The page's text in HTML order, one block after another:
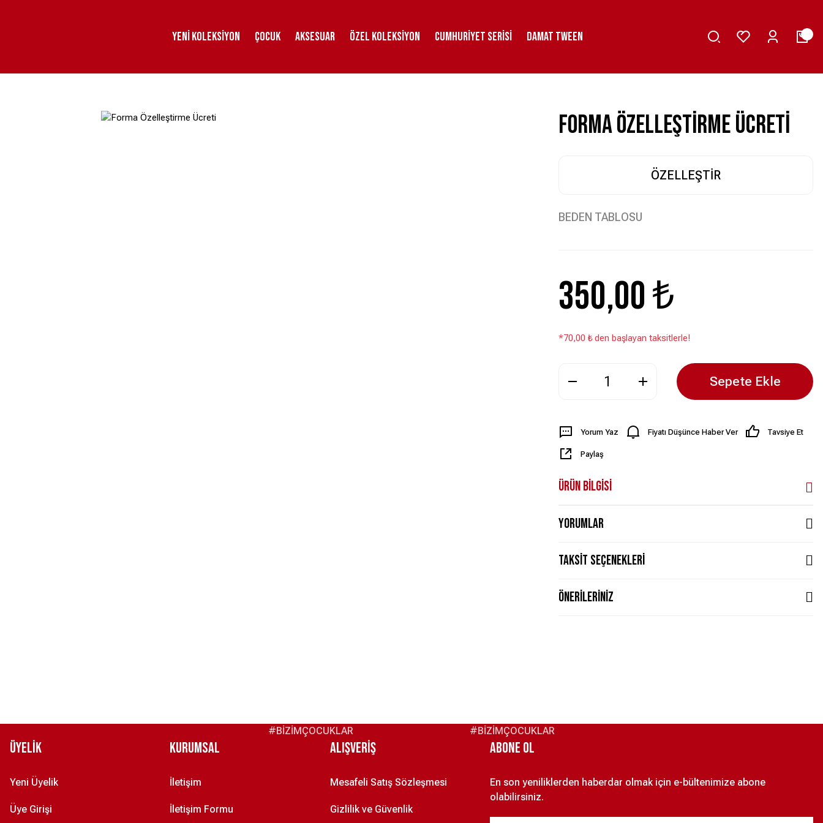
Yeni Koleksiyon Çocuk Aksesuar Özel Koleksiyon Cumhuriyet Serisi DAMAT TWEEN
Forma Özelleştirme Ücreti
ÖZELLEŞTIR
BEDEN TABLOSU
350,00 ₺
*70,00 ₺ den başlayan taksitlerle!
Sepete Ekle
Yorum Yaz Fiyatı Düşünce Haber Ver Tavsiye Et
Paylaş
Ürün Bilgisi
Yorumlar
Taksit Seçenekleri
Önerileriniz
#BİZİMÇOCUKLAR #BİZİMÇOCUKLAR
Üyelik
Yeni Üyelik
Üye Girişi
Kurumsal
İletişim
İletişim Formu
Alışveriş
Mesafeli Satış Sözleşmesi
Gizlilik ve Güvenlik
ABONE OL
En son yeniliklerden haberdar olmak için e-bültenimize abone
olabilirsiniz.